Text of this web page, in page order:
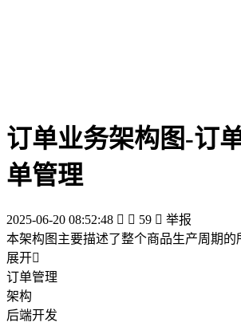
订单业务架构图-订
单管理
2025-06-20 08:52:48   59  举报
本架构图主要描述了整个商品生产周期的
展开
订单管理
架构
后端开发